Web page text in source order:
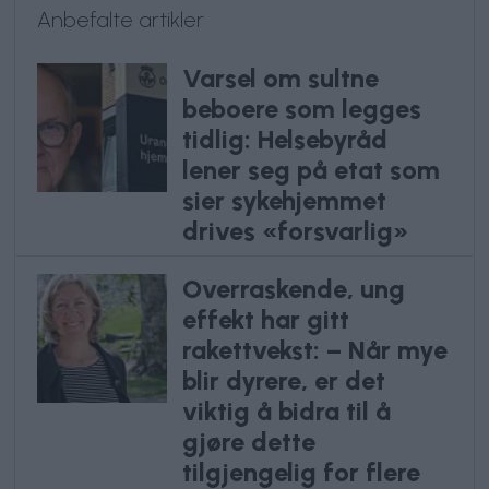
Anbefalte artikler
Varsel om sultne
beboere som legges
tidlig: Helsebyråd
lener seg på etat som
sier sykehjemmet
drives «forsvarlig»
Overraskende, ung
effekt har gitt
rakettvekst: – Når mye
blir dyrere, er det
viktig å bidra til å
gjøre dette
tilgjengelig for flere